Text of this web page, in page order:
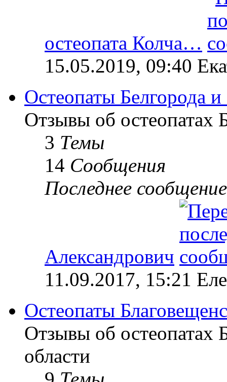
остеопата Колча…
15.05.2019, 09:40
Остеопаты Белгорода
Отзывы об остеопатах
3 Темы
14 Сообщения
Последнее сообщение
Александрович
11.09.2017, 15:21
Остеопаты
Отзывы об остеопатах
области